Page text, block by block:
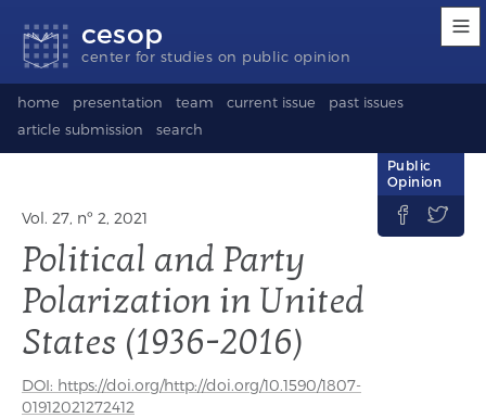
links
content
footer
selection
(Seletor
idioma)
cesop
center for studies on public opinion
home presentation team current issue
past issues
article submission
search
Vol. 27, nº 2, 2021
Political and Party
Polarization in United
States (1936-2016)
DOI: https://doi.org/http://doi.org/10.1590/1807-
01912021272412
Public
Opinion
 